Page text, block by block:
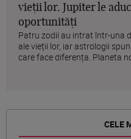
vieții lor. Jupiter le
oportunități
Patru zodii au intrat într-una
ale vieții lor, iar astrologii
care face diferența. Planeta
CELE